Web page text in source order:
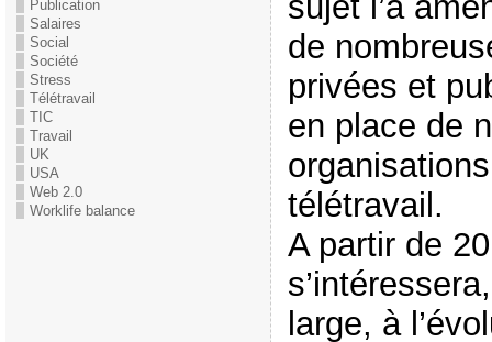
Publication
Salaires
Social
Société
Stress
Télétravail
TIC
Travail
UK
USA
Web 2.0
Worklife balance
de
privées et
en place de
télétravail.
A partir de
large, à